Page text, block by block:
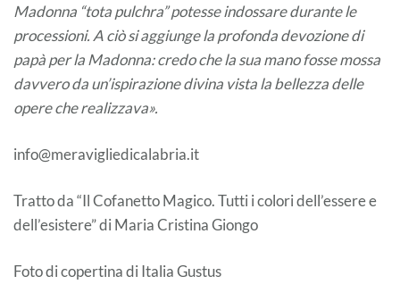
Madonna “tota pulchra” potesse indossare durante le
processioni. A ciò si aggiunge la profonda devozione di
papà per la Madonna: credo che la sua mano fosse mossa
davvero da un’ispirazione divina vista la bellezza delle
opere che realizzava».
info@meravigliedicalabria.it
Tratto da “Il Cofanetto Magico. Tutti i colori dell’essere e
dell’esistere” di Maria Cristina Giongo
Foto di copertina di Italia Gustus